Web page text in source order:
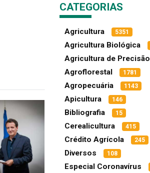
CATEGORIAS
Agricultura 5351
Agricultura Biológica
Agricultura de Precisão
Agroflorestal 1781
Agropecuária 1143
Apicultura 146
Bibliografia 15
Cerealicultura 415
Crédito Agrícola 245
Diversos 108
Especial Coronavírus